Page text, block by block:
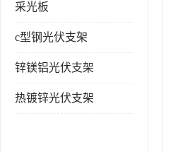
采光板
c型钢光伏支架
锌镁铝光伏支架
热镀锌光伏支架